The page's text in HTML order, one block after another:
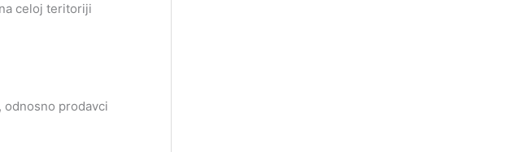
celoj teritoriji
odnosno prodavci